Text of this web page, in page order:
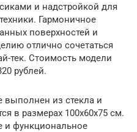
и надстройкой для
Гармоничное
поверхностей и
отлично сочетаться
тек. Стоимость модели
рублей.
выполнен из стекла и
в размерах 100х60х75 см.
и функциональное